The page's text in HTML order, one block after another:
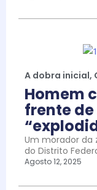
A dobra inicial,
Homem
frente
Um morador da
do Distrito
Agosto 12, 2025